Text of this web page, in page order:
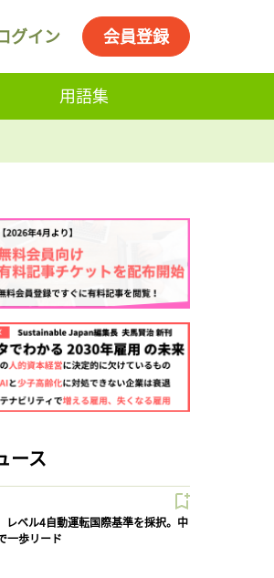
グイン 会員登録
用語集
ース
レベル4自動運転国際基準を採択。中
一歩リード